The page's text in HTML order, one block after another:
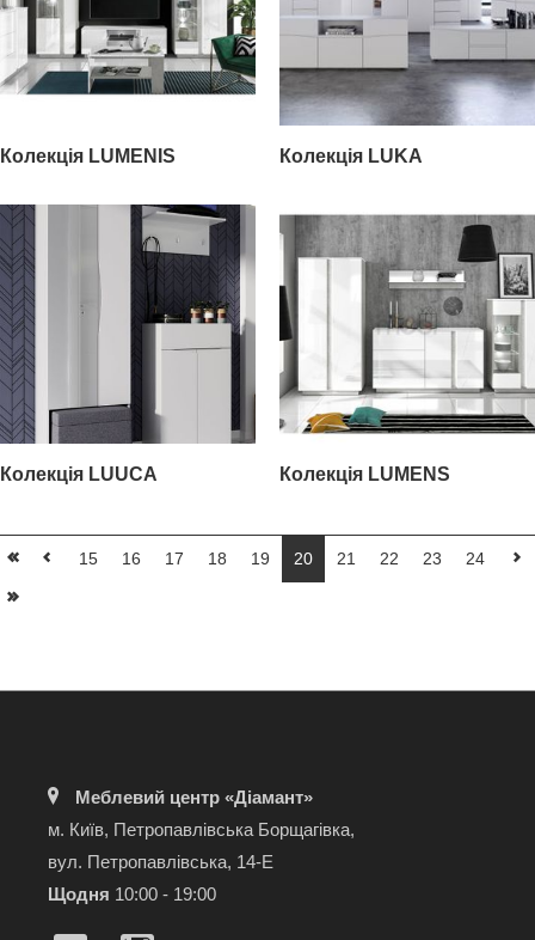
Колекція LUMENIS Колекція LUKA
Колекція LUUCA Колекція LUMENS
15 16 17 18 19 20 21 22 23 24
Меблевий центр «Діамант»
м. Київ, Петропавлівська Борщагівка,
вул. Петропавлівська, 14-Е
Щодня 10:00 - 19:00